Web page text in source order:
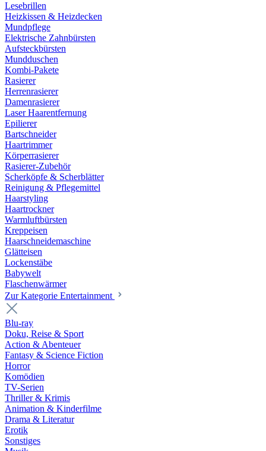
Lesebrillen
Heizkissen & Heizdecken
Mundpflege
Elektrische Zahnbürsten
Aufsteckbürsten
Mundduschen
Kombi-Pakete
Rasierer
Herrenrasierer
Damenrasierer
Laser Haarentfernung
Epilierer
Bartschneider
Haartrimmer
Körperrasierer
Rasierer-Zubehör
Scherköpfe & Scherblätter
Reinigung & Pflegemittel
Haarstyling
Haartrockner
Warmluftbürsten
Kreppeisen
Haarschneidemaschine
Glätteisen
Lockenstäbe
Babywelt
Flaschenwärmer
Zur Kategorie Entertainment
Blu-ray
Doku, Reise & Sport
Action & Abenteuer
Fantasy & Science Fiction
Horror
Komödien
TV-Serien
Thriller & Krimis
Animation & Kinderfilme
Drama & Literatur
Erotik
Sonstiges